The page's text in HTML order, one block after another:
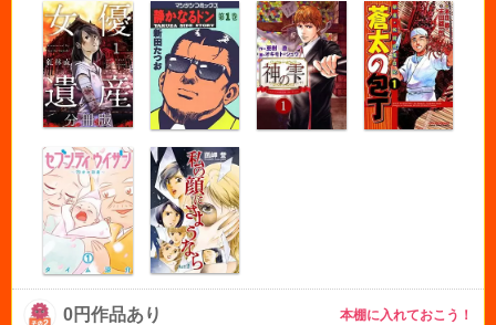
0円作品あり 本棚に入れておこう！